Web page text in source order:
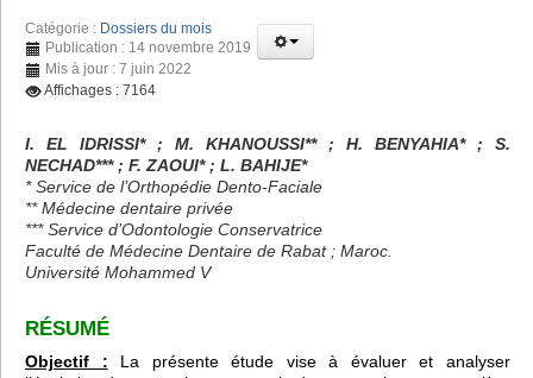
Catégorie : Dossiers du mois
Publication : 14 novembre 2019
Mis à jour : 7 juin 2022
Affichages : 7164
I. EL IDRISSI* ; M. KHANOUSSI** ; H. BENYAHIA* ; S.
NECHAD*** ; F. ZAOUI* ; L. BAHIJE*
* Service de l’Orthopédie Dento-Faciale
** Médecine dentaire privée
*** Service d’Odontologie Conservatrice
Faculté de Médecine Dentaire de Rabat ; Maroc.
Université Mohammed V
RÉSUMÉ
Objectif : La présente étude vise à évaluer et analyser